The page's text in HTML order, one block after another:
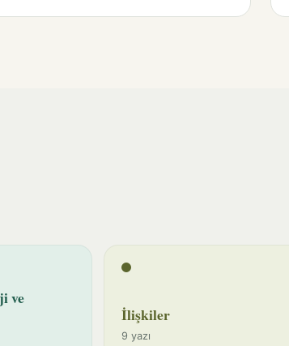
ve
İlişkiler
9 yazı